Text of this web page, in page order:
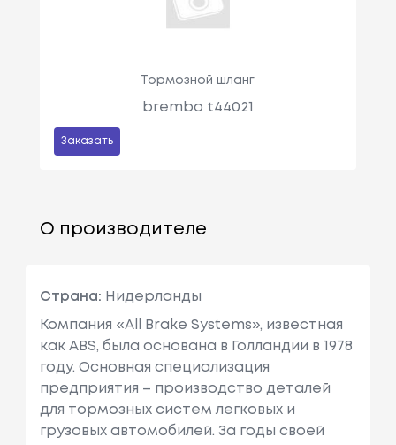
Тормозной шланг
brembo t44021
Заказать
О производителе
Страна: Нидерланды
Компания «All Brake Systems», известная
как ABS, была основана в Голландии в 1978
году. Основная специализация
предприятия – производство деталей
для тормозных систем легковых и
грузовых автомобилей. За годы своей